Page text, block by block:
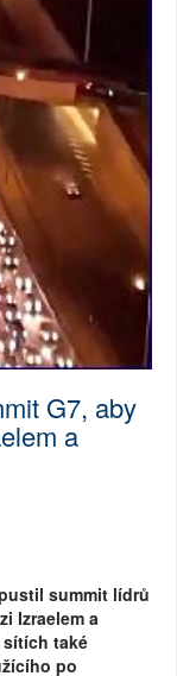
G7, aby
a
summit lídrů
Izraelem a
sítích také
po